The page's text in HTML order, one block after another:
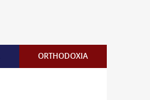
ORTHODOXIA